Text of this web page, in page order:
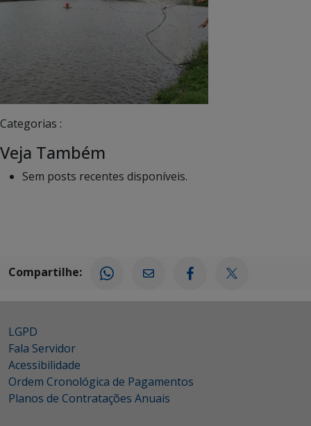
Categorias :
Veja Também
Sem posts recentes disponíveis.
Compartilhe:
LGPD
Fala Servidor
Acessibilidade
Ordem Cronológica de Pagamentos
Planos de Contratações Anuais